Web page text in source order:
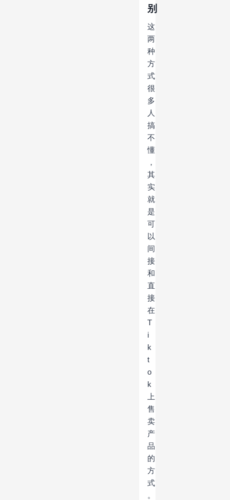
别
这
两
种
方
式
很
多
人
搞
不
懂
，
其
实
就
是
可
以
间
接
和
直
接
在
T
i
k
t
o
k
上
售
卖
产
品
的
方
式
。